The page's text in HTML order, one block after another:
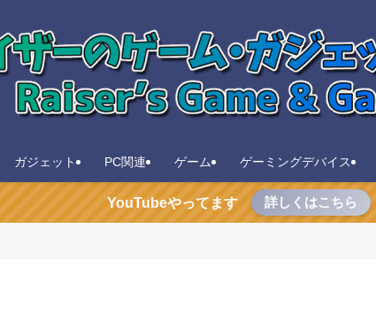
ガジェット PC関連 ゲーム ゲーミングデバイス
YouTubeやってます 詳しくはこちら